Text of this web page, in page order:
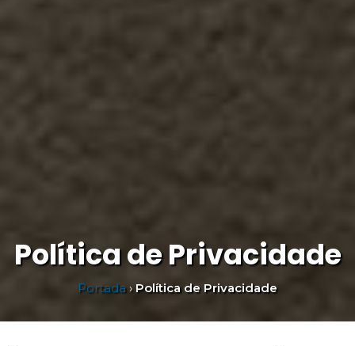
Política de Privacidade
Portada›Política de Privacidade